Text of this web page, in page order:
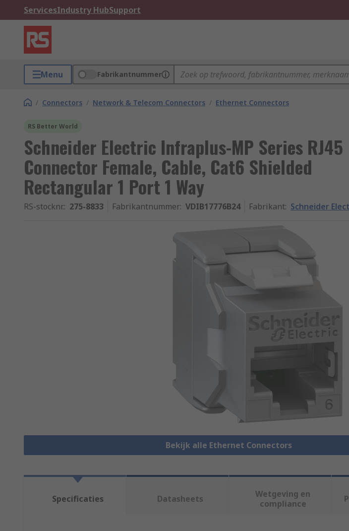
ServicesIndustry HubSupport
Menu Fabrikantnummer
/ Connectors / Network & Telecom Connectors / Ethernet Connectors
RS Better World
Schneider Electric Infraplus-MP Series RJ45
Connector Female, Cable, Cat6 Shielded
Rectangular 1 Port 1 Way
RS-stocknr.: 275-8833 Fabrikantnummer: VDIB17776B24 Fabrikant: Schneider
Bekijk alle Ethernet Connectors
Specificaties Datasheets
Wetgeving en
compliance